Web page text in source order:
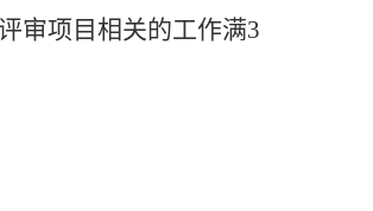
审项目相关的工作满3